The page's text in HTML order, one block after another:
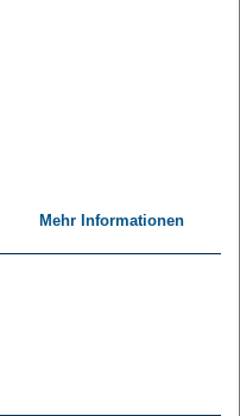
Mehr Informationen